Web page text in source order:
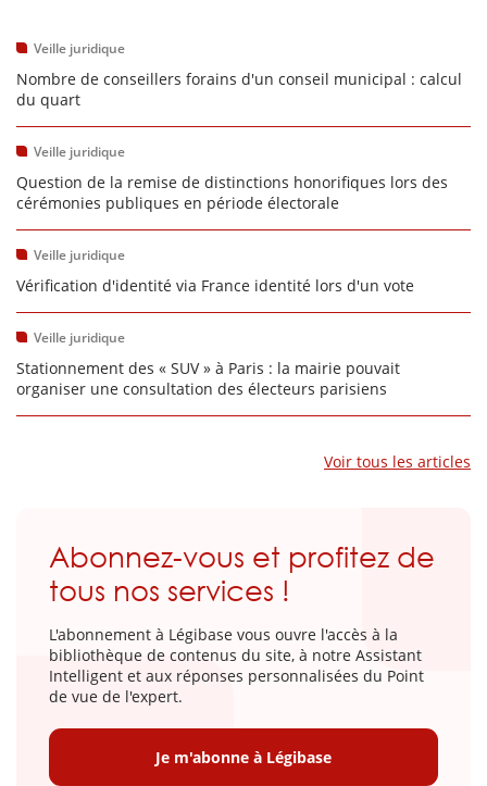
Veille juridique
Nombre de conseillers forains d'un conseil municipal : calcul
du quart
Veille juridique
Question de la remise de distinctions honorifiques lors des
cérémonies publiques en période électorale
Veille juridique
Vérification d'identité via France identité lors d'un vote
Veille juridique
Stationnement des « SUV » à Paris : la mairie pouvait
organiser une consultation des électeurs parisiens
Voir tous les articles
Abonnez-vous et profitez de
tous nos services !
L'abonnement à Légibase vous ouvre l'accès à la
bibliothèque de contenus du site, à notre Assistant
Intelligent et aux réponses personnalisées du Point
de vue de l'expert.
Je m'abonne à Légibase